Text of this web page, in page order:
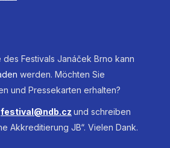
Festivals Janáček Brno kann
werden. Möchten Sie
und Pressekarten erhalten?
festival@ndb.cz und schreiben
Akkreditierung JB“. Vielen Dank.